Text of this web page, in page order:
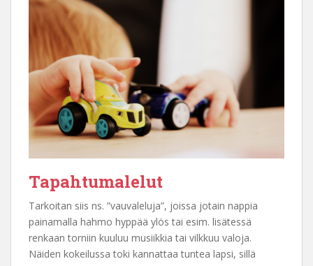
Tapahtumalelut
Tarkoitan siis ns. ”vauvaleluja”, joissa jotain nappia
painamalla hahmo hyppää ylös tai esim. lisätessä
renkaan torniin kuuluu musiikkia tai vilkkuu valoja.
Näiden kokeilussa toki kannattaa tuntea lapsi, sillä